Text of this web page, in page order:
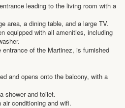
leading to the living room with a
area, a dining table, and a large TV.
equipped with all amenities, including
of the Martinez, is furnished
and opens onto the balcony, with a
shower and toilet.
conditioning and wifi.